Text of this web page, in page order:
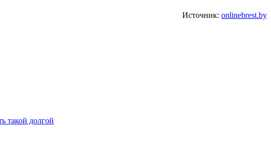
Источник: onlinebrest.by
такой долгой